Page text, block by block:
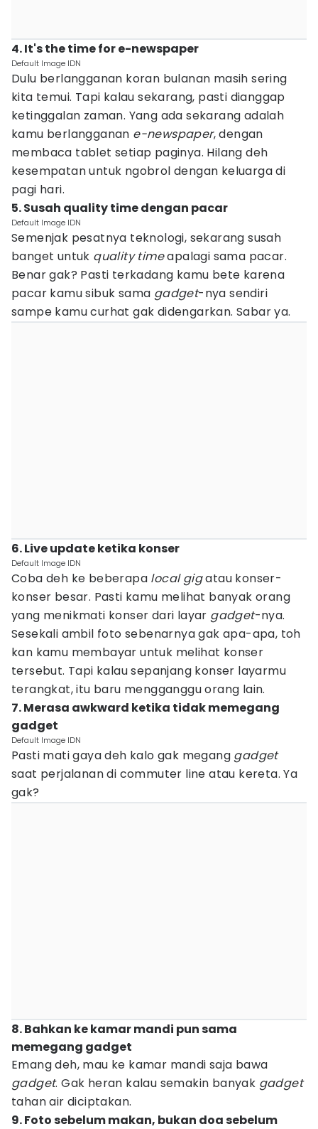
4. It's the time for e-newspaper
Default Image IDN
Dulu berlangganan koran bulanan masih sering
kita temui. Tapi kalau sekarang, pasti dianggap
ketinggalan zaman. Yang ada sekarang adalah
kamu berlangganan e-newspaper, dengan
membaca tablet setiap paginya. Hilang deh
kesempatan untuk ngobrol dengan keluarga di
pagi hari.
5. Susah quality time dengan pacar
Default Image IDN
Semenjak pesatnya teknologi, sekarang susah
banget untuk quality timeapalagi sama pacar.
Benar gak? Pasti terkadang kamu bete karena
pacar kamu sibuk sama gadget-nya sendiri
sampe kamu curhat gak didengarkan. Sabar ya.
6. Live update ketika konser
Default Image IDN
Coba deh ke beberapa local gigatau konser-
konser besar. Pasti kamu melihat banyak orang
yang menikmati konser dari layar gadget-nya.
Sesekali ambil foto sebenarnya gak apa-apa, toh
kan kamu membayar untuk melihat konser
tersebut. Tapi kalau sepanjang konser layarmu
terangkat, itu baru mengganggu orang lain.
7. Merasa awkward ketika tidak memegang
gadget
Default Image IDN
Pasti mati gaya deh kalo gak megang gadget
saat perjalanan di commuter line atau kereta. Ya
gak?
8. Bahkan ke kamar mandi pun sama
memegang gadget
Emang deh, mau ke kamar mandi saja bawa
gadget. Gak heran kalau semakin banyak gadget
tahan air diciptakan.
9. Foto sebelum makan, bukan doa sebelum